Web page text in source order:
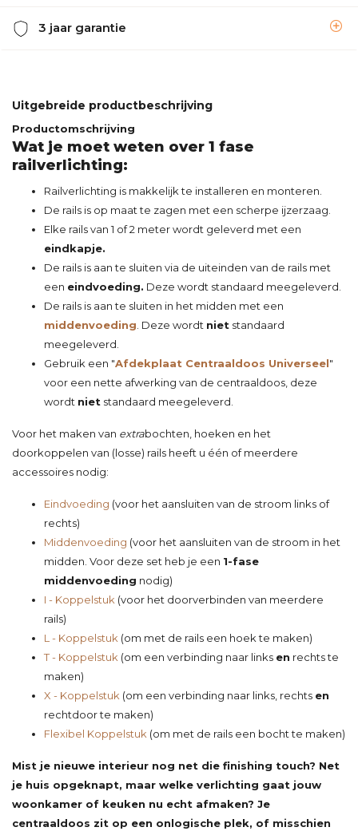
3 jaar garantie
Uitgebreide productbeschrijving
Productomschrijving
Wat je moet weten over 1 fase
railverlichting:
Railverlichting is makkelijk te installeren en monteren.
De rails is op maat te zagen met een scherpe ijzerzaag.
Elke rails van 1 of 2 meter wordt geleverd met een
eindkapje.
De rails is aan te sluiten via de uiteinden van de rails met
een eindvoeding. Deze wordt standaard meegeleverd.
De rails is aan te sluiten in het midden met een
middenvoeding . Deze wordt niet standaard
meegeleverd.
Gebruik een "Afdekplaat Centraaldoos Universeel"
voor een nette afwerking van de centraaldoos, deze
wordt niet standaard meegeleverd.
Voor het maken van extrabochten hoeken en het
doorkoppelen van (losse) rails heeft u één of meerdere
accessoires nodig:
Eindvoeding (voor het aansluiten van de stroom links of
rechts)
Middenvoeding (voor het aansluiten van de stroom in het
midden. Voor deze set heb je een 1-fase
middenvoeding nodig)
I - Koppelstuk (voor het doorverbinden van meerdere
rails)
L - Koppelstuk (om met de rails een hoek te maken)
T - Koppelstuk (om een verbinding naar links en rechts te
maken)
X - Koppelstuk (om een verbinding naar links, rechts en
rechtdoor te maken)
Flexibel Koppelstuk (om met de rails een bocht te maken)
Mist je nieuwe interieur nog net die finishing touch? Net
je huis opgeknapt, maar welke verlichting gaat jouw
woonkamer of keuken nu echt afmaken? Je
centraaldoos zit op een onlogische plek, of misschien